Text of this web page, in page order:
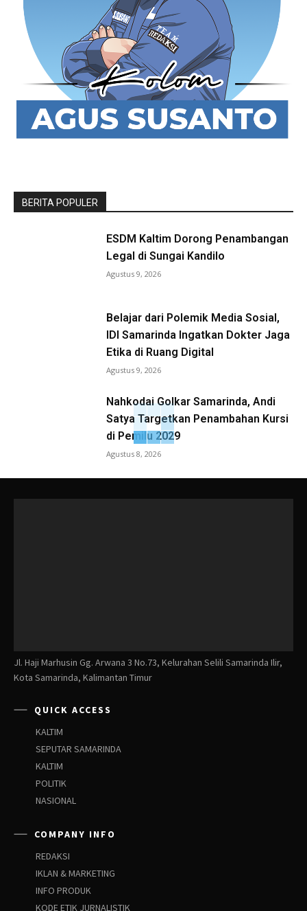
BERITA POPULER
ESDM Kaltim Dorong Penambangan
Legal di Sungai Kandilo
Agustus 9, 2026
Belajar dari Polemik Media Sosial,
IDI Samarinda Ingatkan Dokter Jaga
Etika di Ruang Digital
Agustus 9, 2026
Nahkodai Golkar Samarinda, Andi
Satya Targetkan Penambahan Kursi
di Pemilu 2029
Agustus 8, 2026
Jl. Haji Marhusin Gg. Arwana 3 No.73, Kelurahan Selili Samarinda Ilir,
Kota Samarinda, Kalimantan Timur
QUICK ACCESS
KALTIM
SEPUTAR SAMARINDA
KALTIM
POLITIK
NASIONAL
COMPANY INFO
REDAKSI
IKLAN & MARKETING
INFO PRODUK
KODE ETIK JURNALISTIK